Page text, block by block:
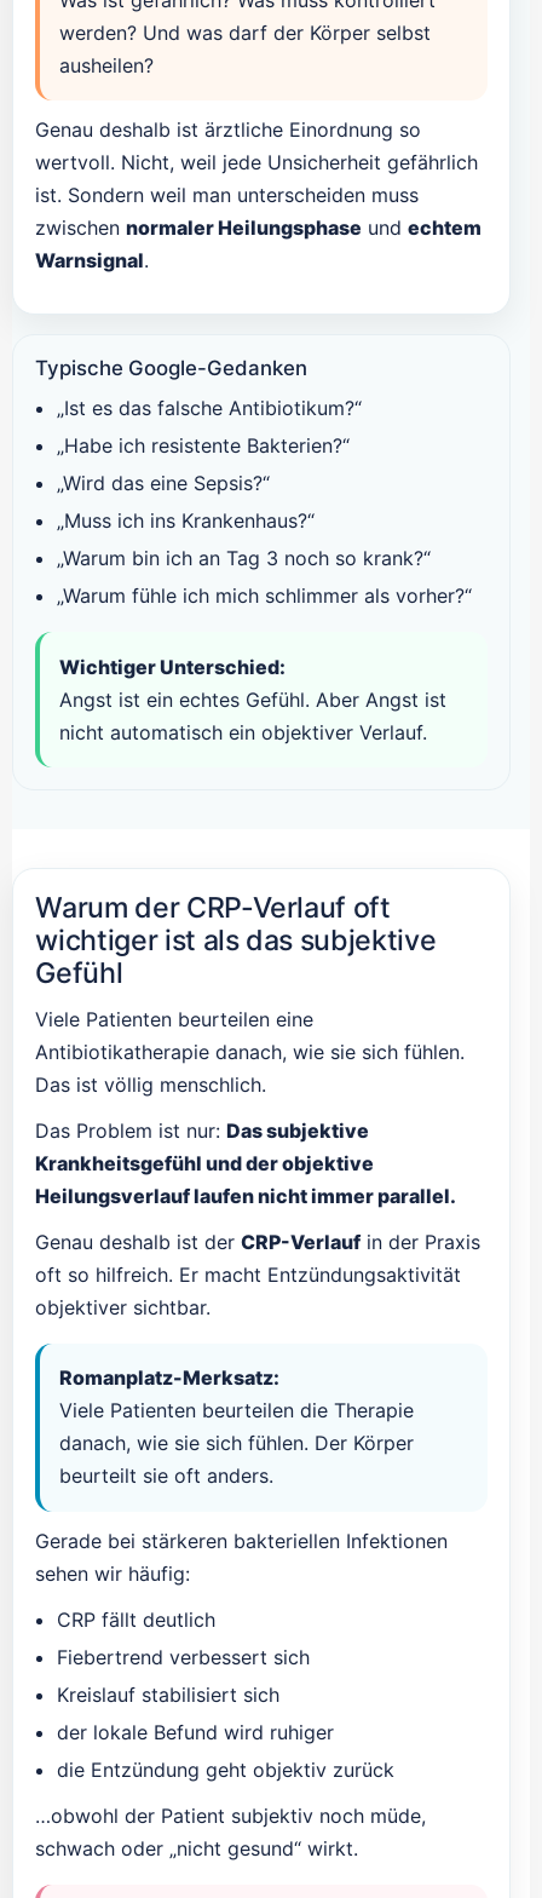
werden? Und was darf der Körper selbst
ausheilen?
Genau deshalb ist ärztliche Einordnung so
wertvoll. Nicht, weil jede Unsicherheit gefährlich
ist. Sondern weil man unterscheiden muss
zwischennormaler Heilungsphase undechtem
Warnsignal.
Typische Google-Gedanken
„Ist es das falsche Antibiotikum?“
„Habe ich resistente Bakterien?“
„Wird das eine Sepsis?“
„Muss ich ins Krankenhaus?“
„Warum bin ich an Tag 3 noch so krank?“
„Warum fühle ich mich schlimmer als vorher?“
Wichtiger Unterschied:
Angst ist ein echtes Gefühl. Aber Angst ist
nicht automatisch ein objektiver Verlauf.
Warum der CRP-Verlauf oft
wichtiger ist als das subjektive
Gefühl
Viele Patienten beurteilen eine
Antibiotikatherapie danach, wie sie sich fühlen.
Das ist völlig menschlich.
Das Problem ist nur:Das subjektive
Krankheitsgefühl und der objektive
Heilungsverlauf laufen nicht immer parallel.
Genau deshalb ist derCRP-Verlaufin der Praxis
oft so hilfreich. Er macht Entzündungsaktivität
objektiver sichtbar.
Romanplatz-Merksatz:
Viele Patienten beurteilen die Therapie
danach, wie sie sich fühlen. Der Körper
beurteilt sie oft anders.
Gerade bei stärkeren bakteriellen Infektionen
sehen wir häufig:
CRP fällt deutlich
Fiebertrend verbessert sich
Kreislauf stabilisiert sich
der lokale Befund wird ruhiger
die Entzündung geht objektiv zurück
…obwohl der Patient subjektiv noch müde,
schwach oder „nicht gesund“ wirkt.